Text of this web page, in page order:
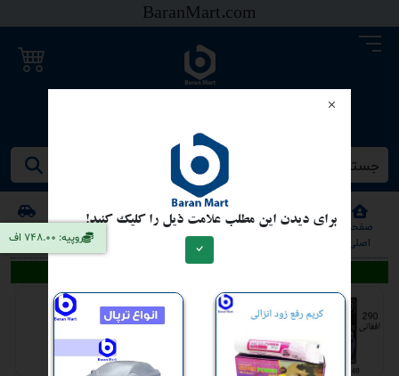
BaranMart.com
جستجو کنید/ همه چیز در باران مارت
صفحه
اصلی
خانه
خانه
خانه
گروی
موتر
موترسایکل
فروشی
سایر
تومان: 0.38 اف
کاندوم خاردار
برای دیدن این مطلب علامت ذیل را کلیک کنید!